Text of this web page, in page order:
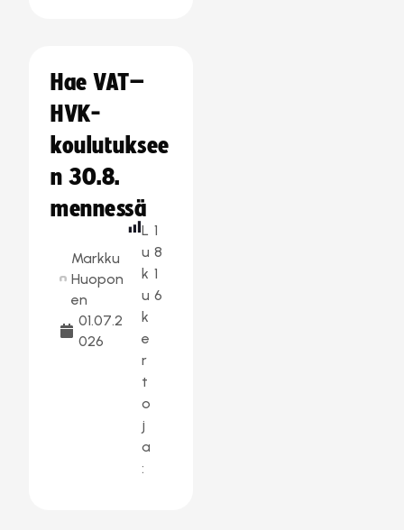
Hae VAT–
HVK-
koulutuksee
n 30.8.
mennessä
Markku
Huopon
en
01.07.2
026
L
u
k
u
k
e
r
t
o
j
a
:
1
8
1
6